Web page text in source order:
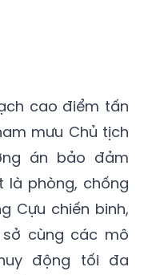
cao điểm tấn
mưu Chủ tịch
án bảo đảm
là phòng, chống
Cựu chiến binh,
sở cùng các mô
động tối đa